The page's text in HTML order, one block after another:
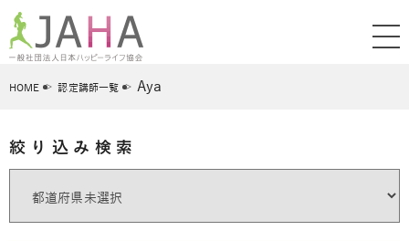
HOME 認定講師一覧 Aya
絞り込み検索